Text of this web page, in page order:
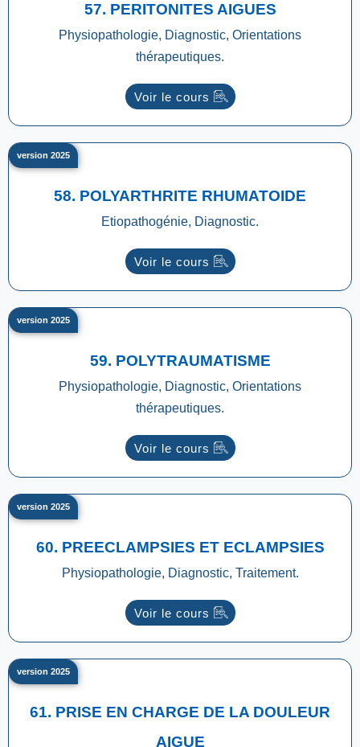
57. PERITONITES AIGUES
Physiopathologie, Diagnostic, Orientations
thérapeutiques.
Voir le cours
58. POLYARTHRITE RHUMATOIDE
Etiopathogénie, Diagnostic.
Voir le cours
version 2025
59. POLYTRAUMATISME
Physiopathologie, Diagnostic, Orientations
thérapeutiques.
Voir le cours
version 2025
60. PREECLAMPSIES ET ECLAMPSIES
Physiopathologie, Diagnostic, Traitement.
Voir le cours
version 2025
61. PRISE EN CHARGE DE LA DOULEUR
AIGUE
version 2025